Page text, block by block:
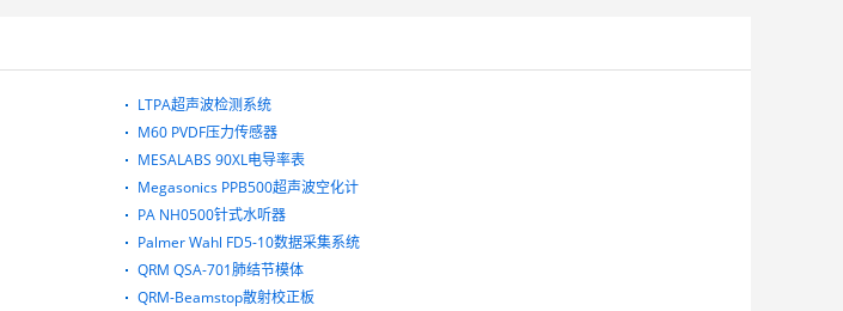
LTPA超声波检测系统
M60 PVDF压力传感器
MESALABS 90XL电导率表
Megasonics PPB500超声波空化计
PA NH0500针式水听器
Palmer Wahl FD5-10数据采集系统
QRM QSA-701肺结节模体
QRM-Beamstop散射校正板